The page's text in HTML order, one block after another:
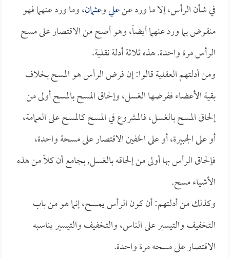
في شأن الرأس، إلا ما ورد عنعليوعثمان، وما ورد عنهما فهو
منقوض بما ورد عنهما أيضاً، وهو أصح من الاقتصار على مسح
الرأس مرة واحدة. هذه ثلاثة أدلة نقلية.
ومن أدلتهم العقلية قالوا: إن فرض الرأس هو المسح بخلاف
بقية الأعضاء ففرضها الغسل، وإلحاق المسح بالمسح أولى من
إلحاق المسح بالغسل، فالمشروع في المسح كالمسح على العمامة،
أو على الجبيرة، أو على الخفين الاقتصار على مسحة واحدة،
فإلحاق الرأس بها أولى من إلحاقه بالغسل, بجامع أن كلاً من هذه
الأشياء مسح.
وكذلك من أدلتهم: أن كون الرأس يمسح، إنما هو من باب
التخفيف والتيسير على الناس، والتخفيف والتيسير يناسبه
الاقتصار على مسحه مرة واحدة.